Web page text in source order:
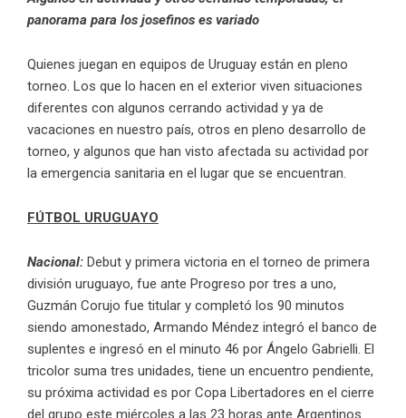
panorama para los josefinos es variado
Quienes juegan en equipos de Uruguay están en pleno
torneo. Los que lo hacen en el exterior viven situaciones
diferentes con algunos cerrando actividad y ya de
vacaciones en nuestro país, otros en pleno desarrollo de
torneo, y algunos que han visto afectada su actividad por
la emergencia sanitaria en el lugar que se encuentran.
FÚTBOL URUGUAYO
Nacional: Debut y primera victoria en el torneo de primera
división uruguayo, fue ante Progreso por tres a uno,
Guzmán Corujo fue titular y completó los 90 minutos
siendo amonestado, Armando Méndez integró el banco de
suplentes e ingresó en el minuto 46 por Ángelo Gabrielli. El
tricolor suma tres unidades, tiene un encuentro pendiente,
su próxima actividad es por Copa Libertadores en el cierre
del grupo este miércoles a las 23 horas ante Argentinos